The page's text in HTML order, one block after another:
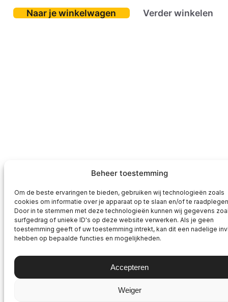
Beheer toestemming
Om de beste ervaringen te bieden, gebruiken wij technologieën zoals
cookies om informatie over je apparaat op te slaan en/of te
Door in te stemmen met deze technologieën kunnen wij gegevens
surfgedrag of unieke ID's op deze website verwerken. Als je geen
toestemming geeft of uw toestemming intrekt, kan dit een nadelige
hebben op bepaalde functies en mogelijkheden.
Accepteren
Weiger
Naar je winkelwagen Verder winkelen